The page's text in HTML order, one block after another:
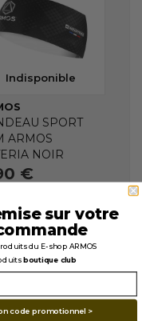
Indisponible
SPORT
ARMOS
NOIR
€
sur votre
du E-shop ARMOS
boutique club
code promotionnel >